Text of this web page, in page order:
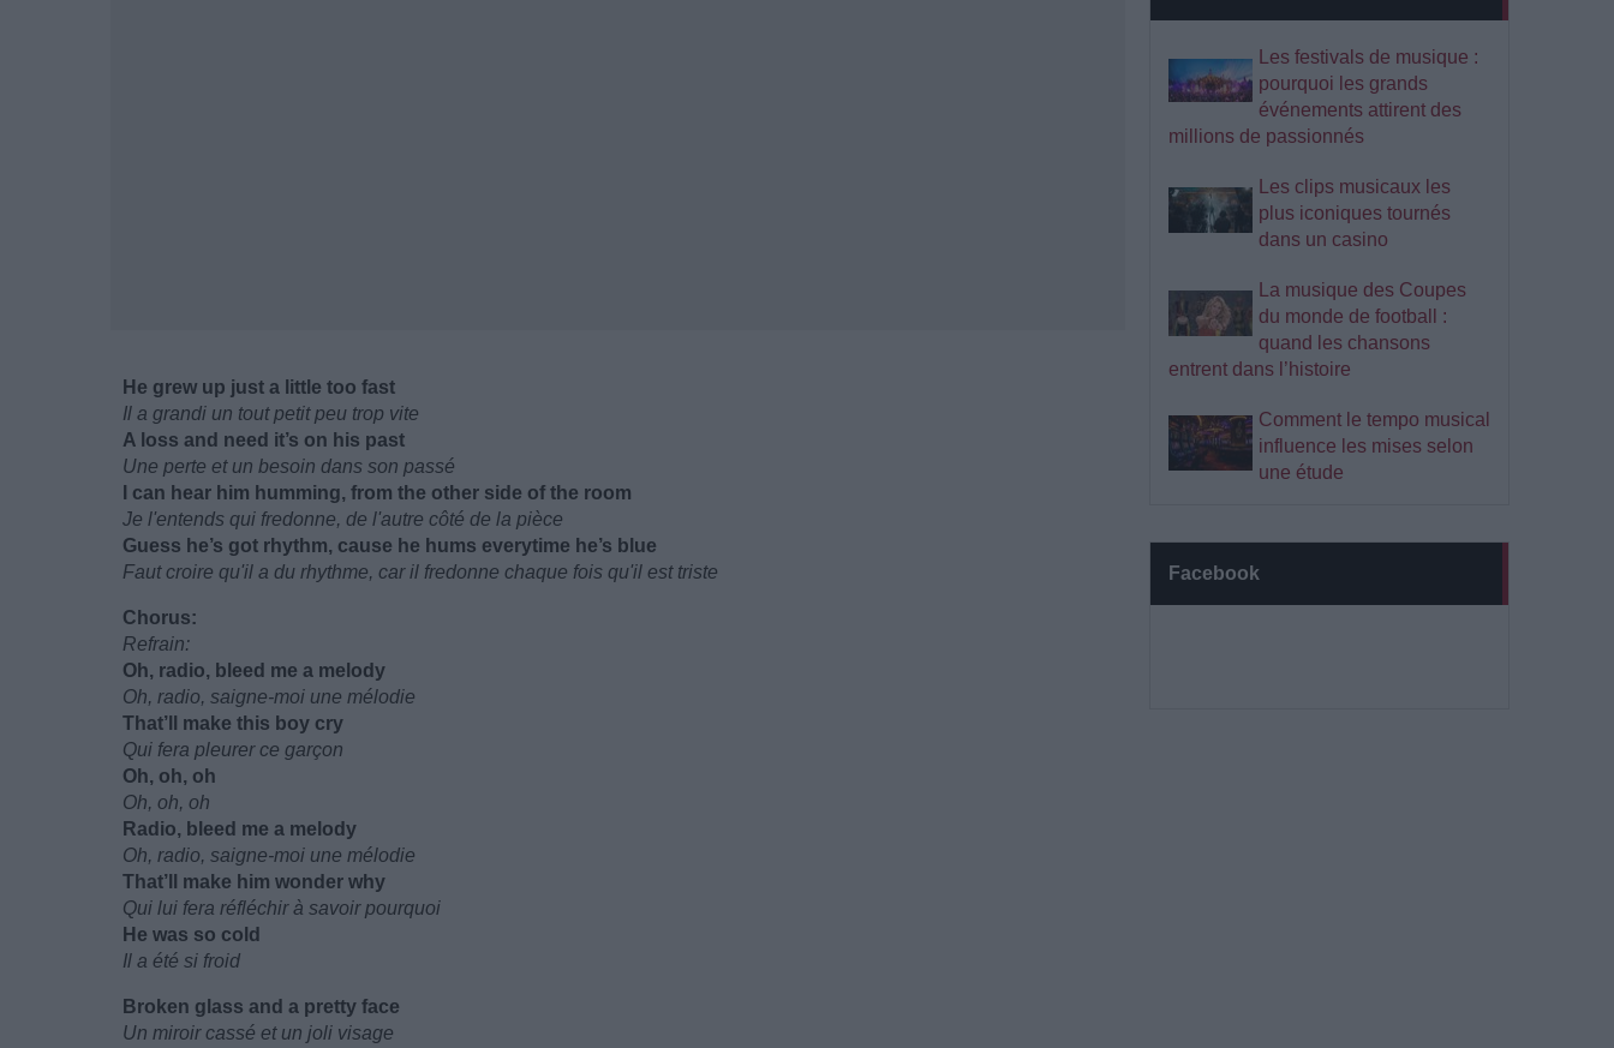
Les festivals de musique :
pourquoi les grands
événements attirent des
millions de passionnés
Les clips musicaux les
plus iconiques tournés
dans un casino
La musique des Coupes
du monde de football :
quand les chansons
entrent dans l’histoire
Comment le tempo musical
influence les mises selon
une étude
Facebook
He grew up just a little too fast
Il a grandi un tout petit peu trop vite
A loss and need it’s on his past
Une perte et un besoin dans son passé
I can hear him humming, from the other side of the room
Je l'entends qui fredonne, de l'autre côté de la pièce
Guess he’s got rhythm, cause he hums everytime he’s blue
Faut croire qu'il a du rhythme, car il fredonne chaque fois qu'il est triste
Chorus:
Refrain:
Oh, radio, bleed me a melody
Oh, radio, saigne-moi une mélodie
That’ll make this boy cry
Qui fera pleurer ce garçon
Oh, oh, oh
Oh, oh, oh
Radio, bleed me a melody
Oh, radio, saigne-moi une mélodie
That’ll make him wonder why
Qui lui fera réfléchir à savoir pourquoi
He was so cold
Il a été si froid
Broken glass and a pretty face
Un miroir cassé et un joli visage